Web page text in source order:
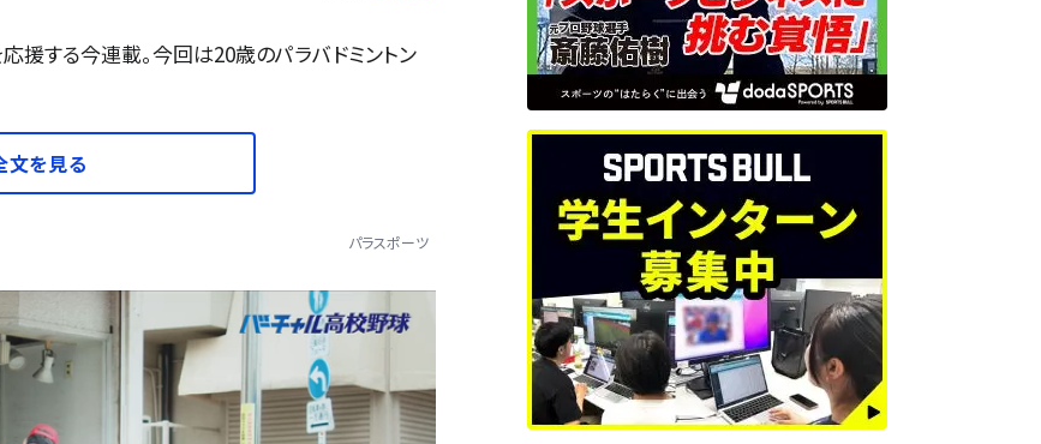
する今連載。今回は20歳のパラバドミントン
文を見る
パラスポーツ